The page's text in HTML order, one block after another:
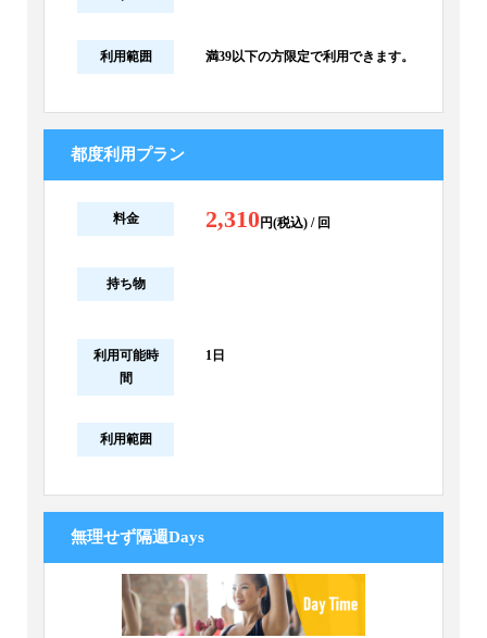
利用範囲 満39以下の方限定で利用できます。
都度利用プラン
料金 2,310円(税込) / 回
持ち物
利用可能時
間
1日
利用範囲
無理せず隔週Days